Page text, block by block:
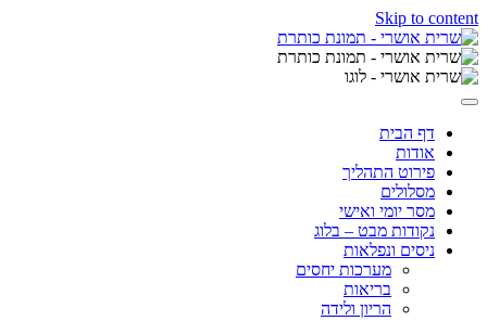
Skip to content
דף הבית
אודות
פירוט התהליך
מסלולים
מסר יומי ואישי
נקודות מבט – בלוג
ניסים ונפלאות
מערכות יחסים
בריאות
הריון ולידה